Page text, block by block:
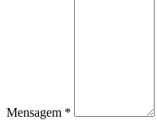
Mensagem *